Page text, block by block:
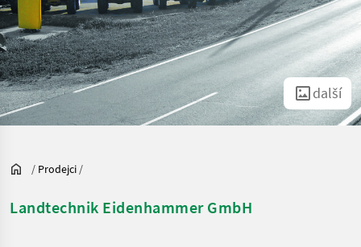
další
/ Prodejci /
Landtechnik Eidenhammer GmbH